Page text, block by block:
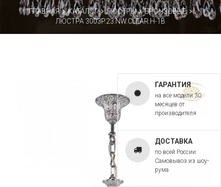
ГЛАВНАЯ КАТАЛОГ ЛЮСТРЫ
БРОНЗОВЫЕ
ЛЮСТРА 3003P.23.NW.CLEAR.H-1B
ГАРАНТИЯ
на все модели 30
месяцев от
производителя
ДОСТАВКА
по всей России.
Самовывоз из шоу-
рума